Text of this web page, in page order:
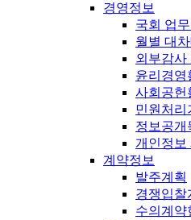
경영정보
국회 업
월별 대
외부감사
윤리경영
사회공헌
민원처리
정보공개
개인정보
계약정보
발주계획
경쟁입찰
수의계약